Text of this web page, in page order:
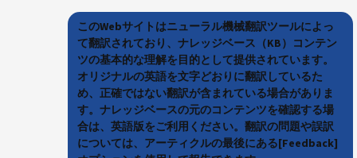
このWebサイトはニューラル機械翻訳ツールによっ
て翻訳されており、ナレッジベース（KB）コンテン
ツの基本的な理解を目的として提供されています。
オリジナルの英語を文字どおりに翻訳しているた
め、正確ではない翻訳が含まれている場合がありま
す。ナレッジベースの元のコンテンツを確認する場
合は、英語版をご利用ください。翻訳の問題や誤訳
については、アーティクルの最後にある[Feedback]